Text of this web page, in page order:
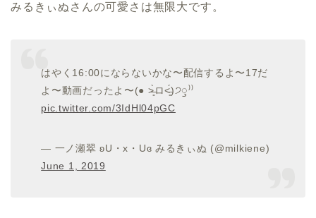
みるきぃぬさんの可愛さは無限大です。
はやく16:00にならないかな〜配信するよ〜17だ
よ〜動画だったよ〜(● ˃̶͈̀ロ˂̶͈́)੭ꠥ⁾⁾
pic.twitter.com/3IdHl04pGC
— 一ノ瀬翠 ʚU・x・Uɞ みるきぃぬ (@milkiene)
June 1, 2019